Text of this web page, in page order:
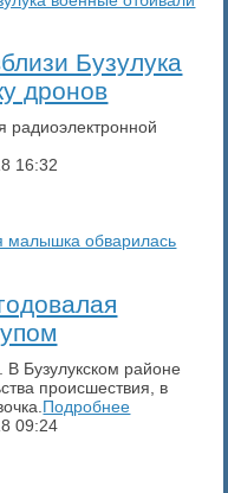
Бузулука
дронов
радиоэлектронной
16:32
В Бузулукском районе
происшествия, в
Подробнее
09:24